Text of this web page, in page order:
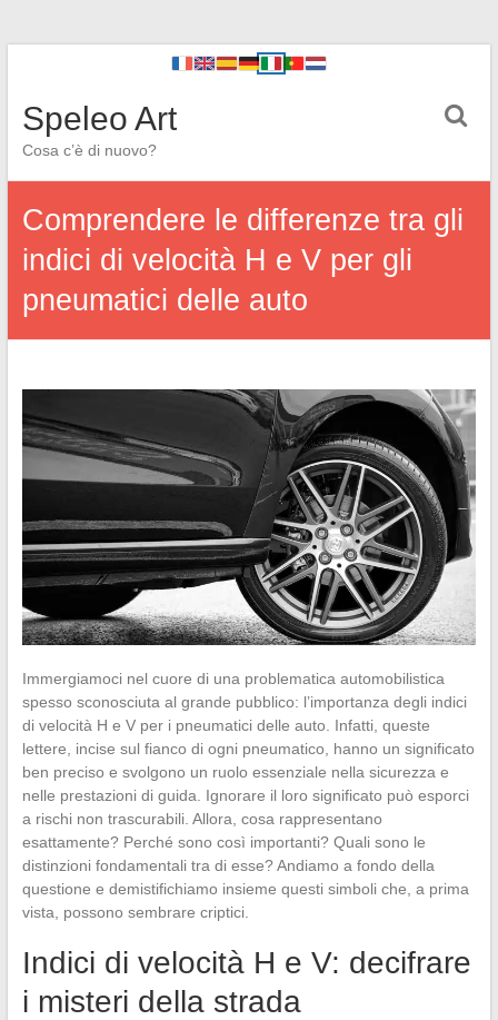
Speleo Art
Cosa c’è di nuovo?
Comprendere le differenze tra gli
indici di velocità H e V per gli
pneumatici delle auto
Immergiamoci nel cuore di una problematica automobilistica
spesso sconosciuta al grande pubblico: l’importanza degli indici
di velocità H e V per i pneumatici delle auto. Infatti, queste
lettere, incise sul fianco di ogni pneumatico, hanno un significato
ben preciso e svolgono un ruolo essenziale nella sicurezza e
nelle prestazioni di guida. Ignorare il loro significato può esporci
a rischi non trascurabili. Allora, cosa rappresentano
esattamente? Perché sono così importanti? Quali sono le
distinzioni fondamentali tra di esse? Andiamo a fondo della
questione e demistifichiamo insieme questi simboli che, a prima
vista, possono sembrare criptici.
Indici di velocità H e V: decifrare
i misteri della strada